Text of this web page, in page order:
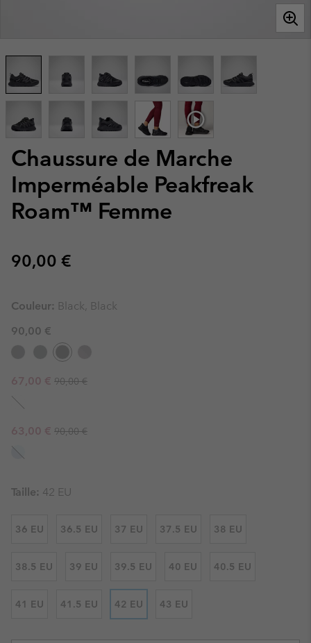
Chaussure de Marche
Imperméable Peakfreak
Roam™ Femme
Regular price:
90,00 €
Couleur: Black, Black
90,00 €
Sale price:
67,00 € Regular price:
90,00 €
Sale price:
63,00 € Regular price:
90,00 €
Taille: 42 EU
36 EU 36.5 EU 37 EU 37.5 EU 38 EU
38.5 EU 39 EU 39.5 EU 40 EU 40.5 EU
41 EU 41.5 EU 42 EU 43 EU